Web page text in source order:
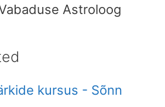
Astroloog